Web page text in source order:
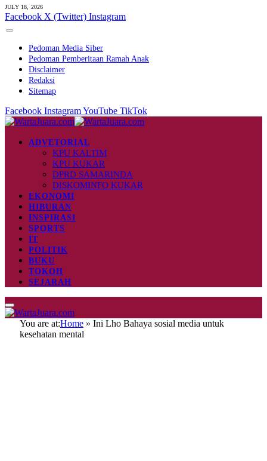
JULY 18, 2026
Facebook X (Twitter) Instagram
Pedoman Media Siber
Pedoman Pemberitaan Ramah Anak
Disclaimer
Redaksi
Sitemap
Facebook InstagramYouTube TikTok
ADVETORIAL
KPU KALTIM
KPU KUKAR
DPRD SAMARINDA
DISKOMINFO KUKAR
EKONOMI
HIBURAN
INSPIRASI
SPORTS
IT
POLITIK
BUKU
TOKOH
SEJARAH
You are at:Home » Ini Lho Bahaya sosial media untuk
kesehatan mental